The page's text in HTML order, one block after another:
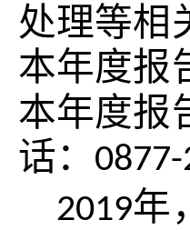
处理等相
本年度报
本年度报
话：
2019年